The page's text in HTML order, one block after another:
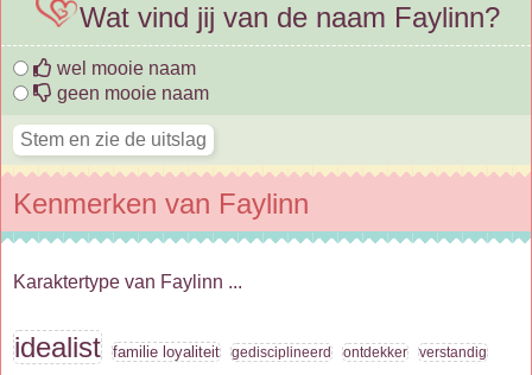
Wat vind jij van de naam Faylinn?
wel mooie naam
geen mooie naam
Kenmerken van Faylinn
Karaktertype van Faylinn ...
idealist familie loyaliteit gedisciplineerd ontdekker verstandig